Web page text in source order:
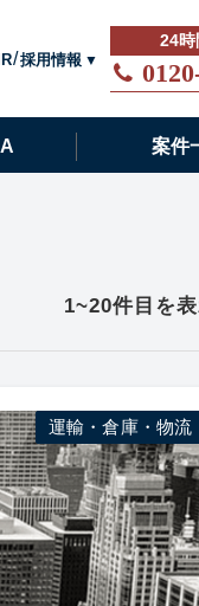
IR 採用情報
案件
1~20件目を
運輸・倉庫・物流